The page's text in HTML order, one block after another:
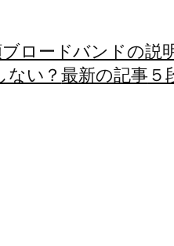
ロードバンドの説
ない？最新の記事 ５